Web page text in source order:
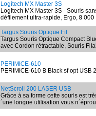
Logitech MX Master 3S
Logitech MX Master 3S - Souris
défilement ultra-rapide, Ergo, 8 000
Targus Souris Optique Fil
Targus Souris Optique Compact
avec Cordon rétractable, Souris
PERIMICE-610
PERIMICE-610 B Black sf opt USB
NetScroll 200 LASER USB
Grâce à sa forme cette souris est
´une longue utilisation vous